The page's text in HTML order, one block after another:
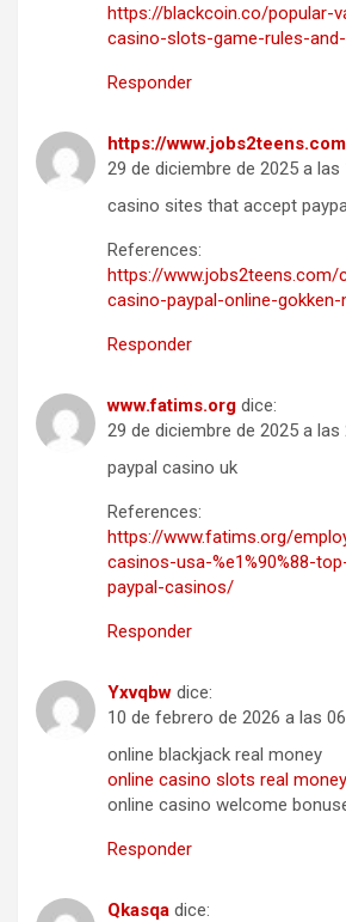
https://blackcoin.co/popular-
casino-slots-game-rules-
Responder
https://www.jobs2teens.com
29 de diciembre de 2025 a las
casino sites that accept
References:
https://www.jobs2teens.com/
casino-paypal-online-
Responder
www.fatims.org dice:
29 de diciembre de 2025 a las
paypal casino uk
References:
https://www.fatims.org/
casinos-usa-%e1%90%88-
paypal-casinos/
Responder
Yxvqbw dice:
10 de febrero de 2026 a las
online blackjack real money
online casino slots real money
online casino welcome
Responder
Qkasqa dice: